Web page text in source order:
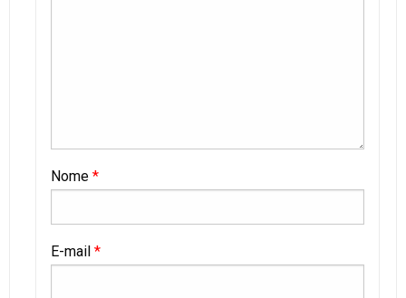
Nome *
E-mail *